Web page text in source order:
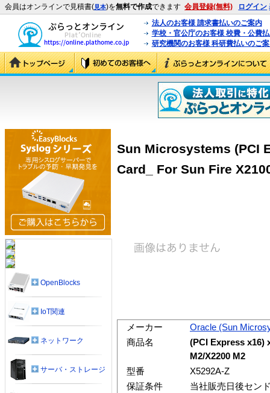
会員はオンラインで見積書(見本)を無料で作成できます 会員登録(無料) ログイン
法人のお客様 請求書払いのご案内
学校・官公庁のお客様 校費・公費
研究機関のお客様 科研費払いのご
Sun Microsystems (PCI
Card_ For Sun Fire
メーカー
Oracle (Sun
商品名
(PCI Express x16)
M2/X2200 M2
型番
X5292A-Z
保証条件
当社販売日後セン
OpenBlocks
IoT関連
ネットワーク
サーバ・ストレージ